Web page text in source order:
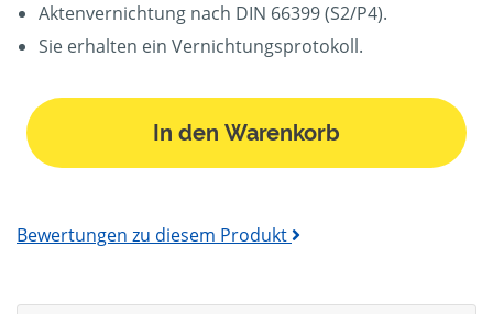
Aktenvernichtung nach DIN 66399 (S2/P4).
Sie erhalten ein Vernichtungsprotokoll.
In den Warenkorb
Bewertungen zu diesem Produkt